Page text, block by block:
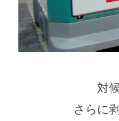
対
さらに